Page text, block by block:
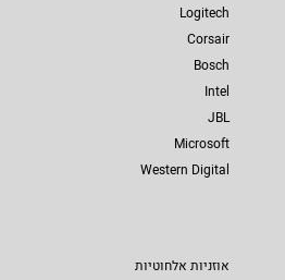
Logitech
Corsair
Bosch
Intel
JBL
Microsoft
Western Digital
אוזניות אלחוטיות